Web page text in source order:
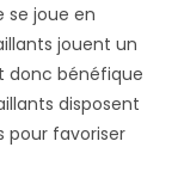
se joue en
jouent un
donc bénéfique
disposent
pour favoriser